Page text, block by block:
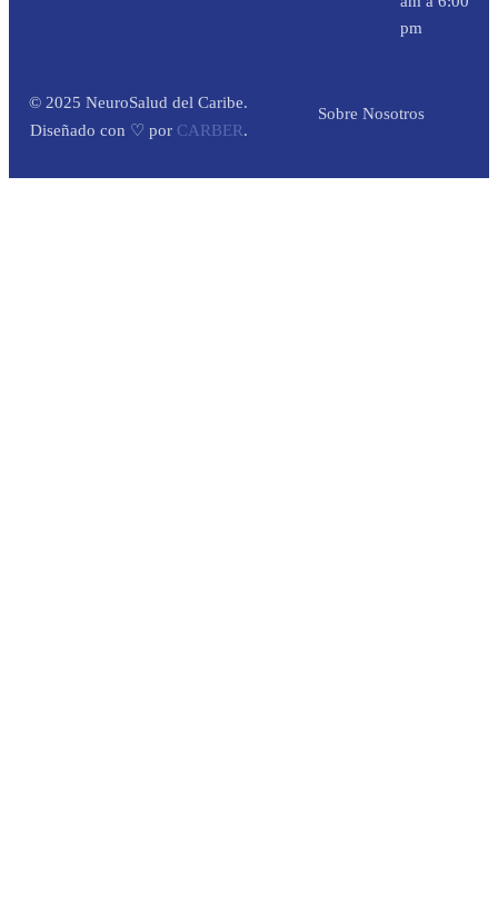
pm
© 2025 NeuroSalud del Caribe.
Diseñado con ♡ por CARBER.
Sobre Nosotros